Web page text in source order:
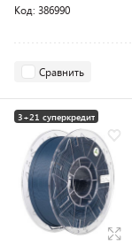
Код: 386990
Сравнить
3+21 суперкредит